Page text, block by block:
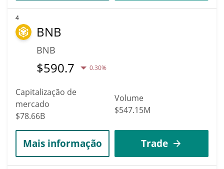
4
BNB
BNB
$590.7 0.30%
Capitalização de
mercado
$78.66B
Volume
$547.15M
Mais informação Trade